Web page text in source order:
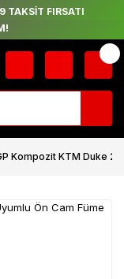
TAKSİT FIRSATI
Kompozit KTM Duke